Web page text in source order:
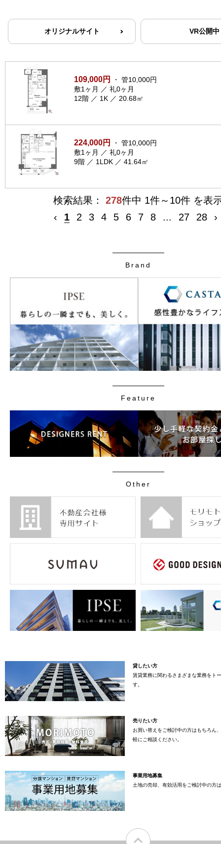
オリジナルサイト VR公開中
109,000円
・ 管10,000円
敷1ヶ月 ／ 礼0ヶ月
12階 ／ 1K ／ 20.68㎡
224,000円
・ 管10,000円
敷1ヶ月 ／ 礼0ヶ月
9階 ／ 1LDK ／ 41.64㎡
検索結果： 278件中 1件～10件 を表
‹
1 2 3 4 5 6 7 8 ... 27 28 ›
Brand
Feature
Other
貸したい方
賃貸業務に関わるさまざまな業務をト
す。
売りたい方
お買い替えをご検討中の方はもちろん
軽にご相談ください。
事業用地募集
土地の売却、有効活用をご検討中の方